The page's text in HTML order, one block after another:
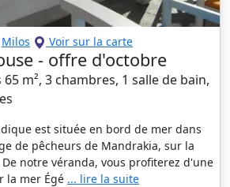
Milos Voir sur la carte
- offre d'octobre
m², 3 chambres, 1 salle de bain,
est située en bord de mer dans
de pêcheurs de Mandrakia, sur la
notre véranda, vous profiterez d'une
la mer Égé ... lire la suite